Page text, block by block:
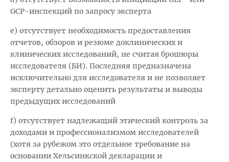
GCP-инспекций по запросу эксперта
e) отсутствует необходимость предоставления
отчетов, обзоров и резюме доклинических и
клинических исследований, не считая брошюры
исследователя (БИ). Последняя предназначена
исключительно для исследователя и не позволяет
эксперту детально оценить результаты и выводы
предыдущих исследований
f) отсутствует надлежащий этический контроль за
доходами и профессионализмом исследователей
(хотя за рубежом это отдельное требование на
основании Хельсинкской декларации и